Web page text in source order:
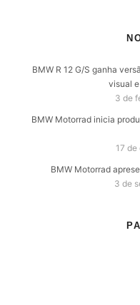
BMW R 12 G/S ganha
visual
3 de
BMW Motorrad inicia
17
BMW Motorrad
3 de